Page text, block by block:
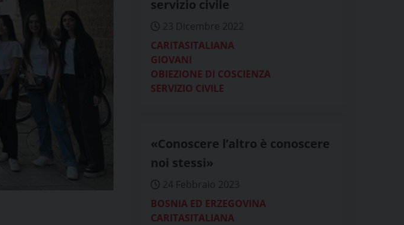
servizio civile
23 Dicembre 2022
CARITASITALIANA
GIOVANI
OBIEZIONE DI COSCIENZA
SERVIZIO CIVILE
«Conoscere l’altro è conoscere
noi stessi»
24 Febbraio 2023
BOSNIA ED ERZEGOVINA
CARITASITALIANA